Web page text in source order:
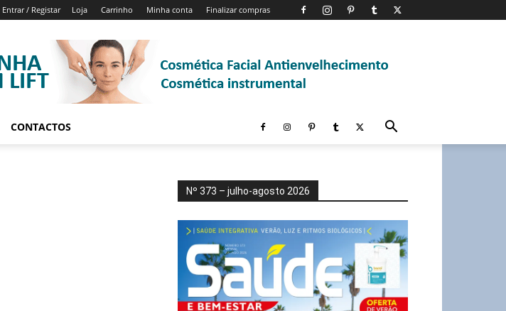
Entrar / Registar Loja Carrinho Minha conta Finalizar compras
CONTACTOS
Nº 373 – julho-agosto 2026